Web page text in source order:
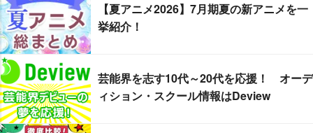
【夏アニメ2026】7月期夏の新アニメを一
挙紹介！
芸能界を志す10代～20代を応援！ オーデ
ィション・スクール情報はDeview